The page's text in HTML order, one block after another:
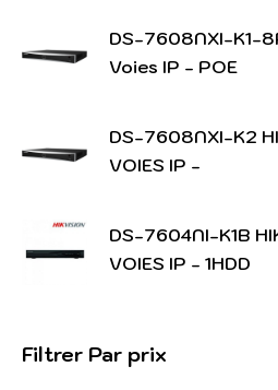
DS-7608NXI-K1-
Voies IP - POE
DS-7608NXI-K2
VOIES IP -
DS-7604NI-K1B
VOIES IP - 1HDD
Filtrer Par prix